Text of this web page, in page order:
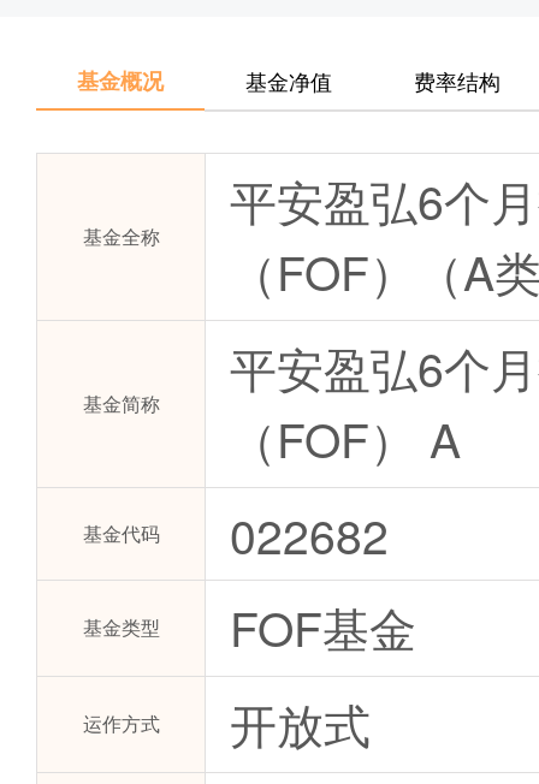
基金概况 基金净值 费率结构
基金全称
平安盈弘6个
（FOF）（A
基金简称
平安盈弘6个
（FOF） A
基金代码 022682
基金类型 FOF基金
运作方式 开放式